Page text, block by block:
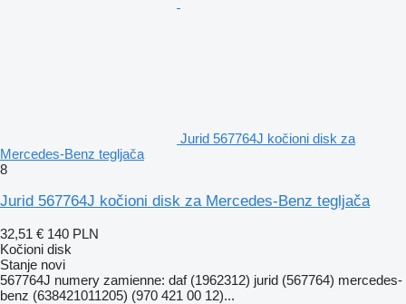
Jurid 567764J kočioni disk za
Mercedes-Benz tegljača
8
Jurid 567764J kočioni disk za Mercedes-Benz tegljača
32,51 € 140 PLN
Kočioni disk
Stanje novi
567764J numery zamienne: daf (1962312) jurid (567764) mercedes-
benz (638421011205) (970 421 00 12)...